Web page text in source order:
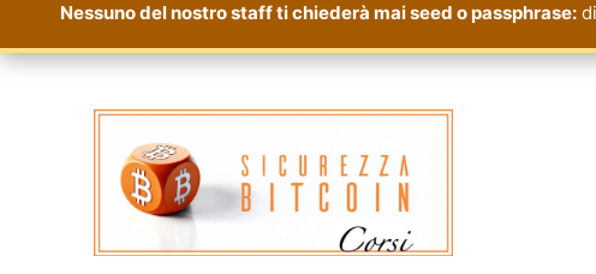
Nessuno del nostro staff ti chiederà mai seed o passphrase: